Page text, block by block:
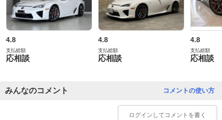
4.8
支払総額
応相談
4.8
支払総額
応相談
4.8
支払総額
応相談
コメントの使い方
みんなのコメント
ログイン してコメントを書く